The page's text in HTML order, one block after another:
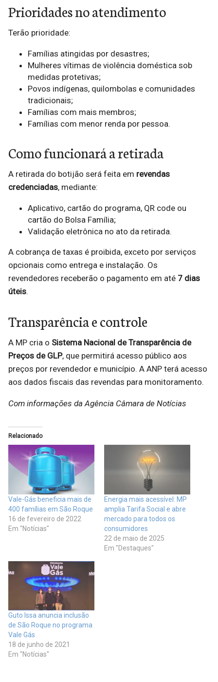
Prioridades no atendimento
Terão prioridade:
Famílias atingidas por desastres;
Mulheres vítimas de violência doméstica sob
medidas protetivas;
Povos indígenas, quilombolas e comunidades
tradicionais;
Famílias com mais membros;
Famílias com menor renda por pessoa.
Como funcionará a retirada
A retirada do botijão será feita em revendas
credenciadas, mediante:
Aplicativo, cartão do programa, QR code ou
cartão do Bolsa Família;
Validação eletrônica no ato da retirada.
A cobrança de taxas é proibida, exceto por serviços
opcionais como entrega e instalação. Os
revendedores receberão o pagamento em até 7 dias
úteis.
Transparência e controle
A MP cria o Sistema Nacional de Transparência de
Preços de GLP, que permitirá acesso público aos
preços por revendedor e município. A ANP terá acesso
aos dados fiscais das revendas para monitoramento.
Com informações da Agência Câmara de Notícias
Relacionado
Vale-Gás beneficia mais de
400 famílias em São Roque
16 de fevereiro de 2022
Em "Notícias"
Energia mais acessível: MP
amplia Tarifa Social e abre
mercado para todos os
consumidores
22 de maio de 2025
Em "Destaques"
Guto Issa anuncia inclusão
de São Roque no programa
Vale Gás
18 de junho de 2021
Em "Notícias"